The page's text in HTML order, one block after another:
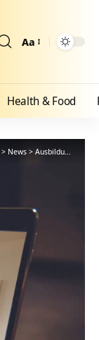
Aa
Health & Food
> News > Ausbildungen